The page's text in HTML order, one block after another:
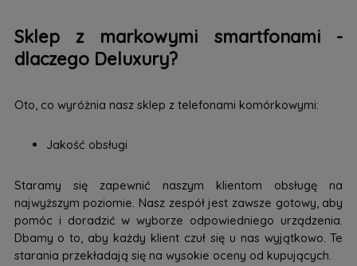
Sklep z markowymi smartfonami -
dlaczego Deluxury?
Oto, co wyróżnia nasz sklep z telefonami komórkowymi:
Jakość obsługi
Staramy się zapewnić naszym klientom obsługę na
najwyższym poziomie. Nasz zespół jest zawsze gotowy, aby
pomóc i doradzić w wyborze odpowiedniego urządzenia.
Dbamy o to, aby każdy klient czuł się u nas wyjątkowo. Te
starania przekładają się na wysokie oceny od kupujących.